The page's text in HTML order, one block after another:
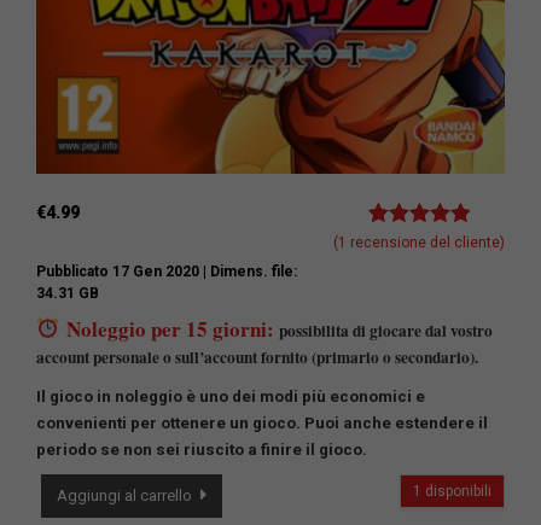
Valutato5.00
1
(1 recensione del cliente)
€4.99
Pubblicato 17 Gen 2020 | Dimens. file:
34.31 GB
Noleggio per 15 giorni: possibilita di giocare dal vostro
account personale o sull’account fornito (primario o secondario).
Il gioco in noleggio è uno dei modi più economici e
convenienti per ottenere un gioco. Puoi anche estendere il
periodo se non sei riuscito a finire il gioco.
1 disponibili
Aggiungi al carrello